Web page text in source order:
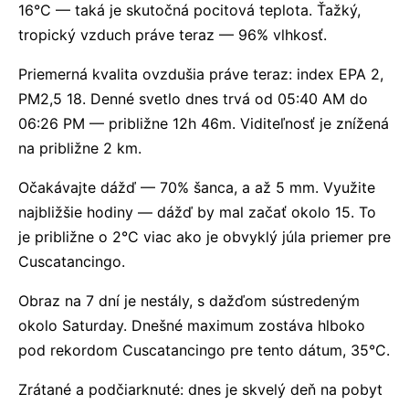
16°C — taká je skutočná pocitová teplota. Ťažký,
tropický vzduch práve teraz — 96% vlhkosť.
Priemerná kvalita ovzdušia práve teraz: index EPA 2,
PM2,5 18. Denné svetlo dnes trvá od 05:40 AM do
06:26 PM — približne 12h 46m. Viditeľnosť je znížená
na približne 2 km.
Očakávajte dážď — 70% šanca, a až 5 mm. Využite
najbližšie hodiny — dážď by mal začať okolo 15. To
je približne o 2°C viac ako je obvyklý júla priemer pre
Cuscatancingo.
Obraz na 7 dní je nestály, s dažďom sústredeným
okolo Saturday. Dnešné maximum zostáva hlboko
pod rekordom Cuscatancingo pre tento dátum, 35°C.
Zrátané a podčiarknuté: dnes je skvelý deň na pobyt